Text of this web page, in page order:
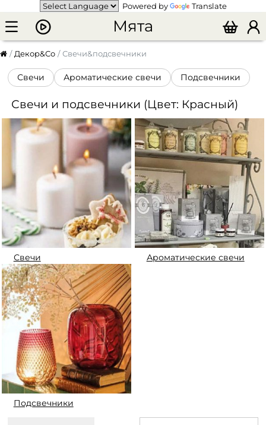
Powered by Translate
Мята
Декор&Co Свечи&подсвечники
Свечи Ароматические свечи Подсвечники
Свечи и подсвечники (Цвет: Красный)
Свечи Ароматические свечи
Подсвечники